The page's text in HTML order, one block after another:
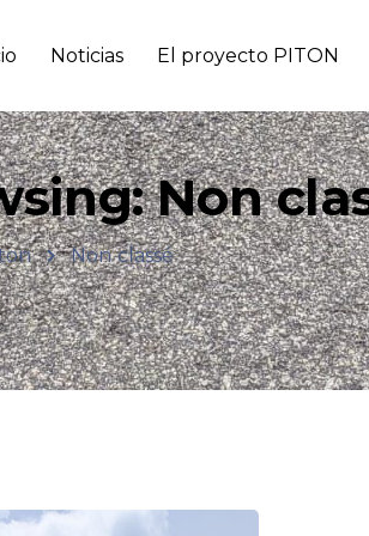
Noticias El proyecto PITON
Non
Non classé